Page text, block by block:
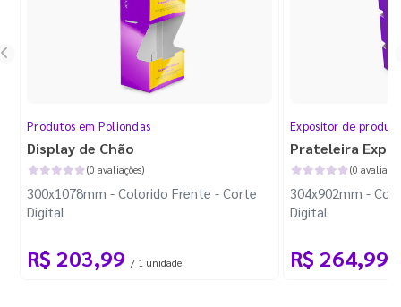
Produtos em Poliondas
Display de Chão
(0 avaliações)
300x1078mm - Colorido Frente - Corte
Digital
R$ 203,99 / 1 unidade
Expositor de
Prateleira
(0
304x902mm -
Digital
R$ 264,99